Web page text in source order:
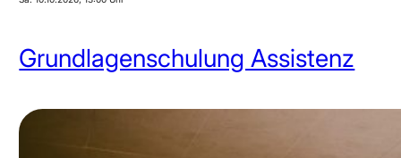
Grundlagenschulung Assistenz